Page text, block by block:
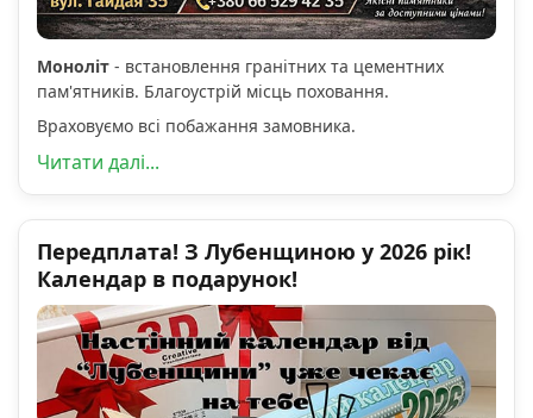
Моноліт - встановлення гранітних та цементних
пам'ятників. Благоустрій місць поховання.
Враховуємо всі побажання замовника.
Читати далі...
Передплата! З Лубенщиною у 2026 рік!
Календар в подарунок!